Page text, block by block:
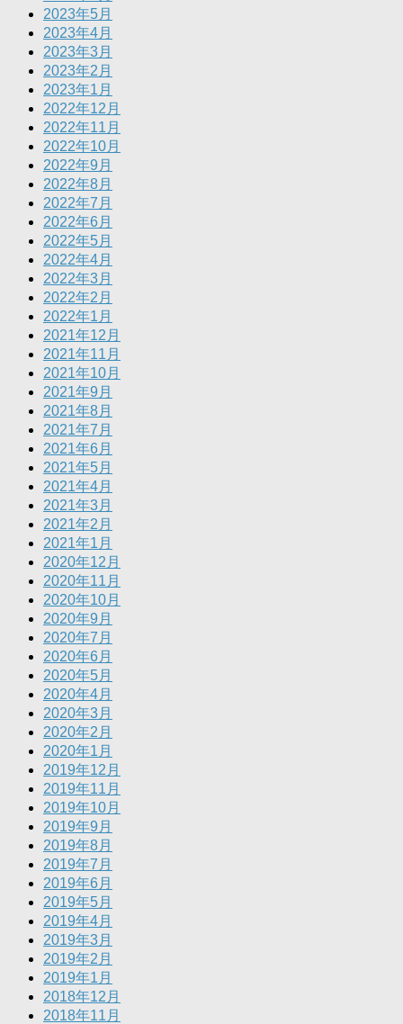
2023年5月
2023年4月
2023年3月
2023年2月
2023年1月
2022年12月
2022年11月
2022年10月
2022年9月
2022年8月
2022年7月
2022年6月
2022年5月
2022年4月
2022年3月
2022年2月
2022年1月
2021年12月
2021年11月
2021年10月
2021年9月
2021年8月
2021年7月
2021年6月
2021年5月
2021年4月
2021年3月
2021年2月
2021年1月
2020年12月
2020年11月
2020年10月
2020年9月
2020年7月
2020年6月
2020年5月
2020年4月
2020年3月
2020年2月
2020年1月
2019年12月
2019年11月
2019年10月
2019年9月
2019年8月
2019年7月
2019年6月
2019年5月
2019年4月
2019年3月
2019年2月
2019年1月
2018年12月
2018年11月